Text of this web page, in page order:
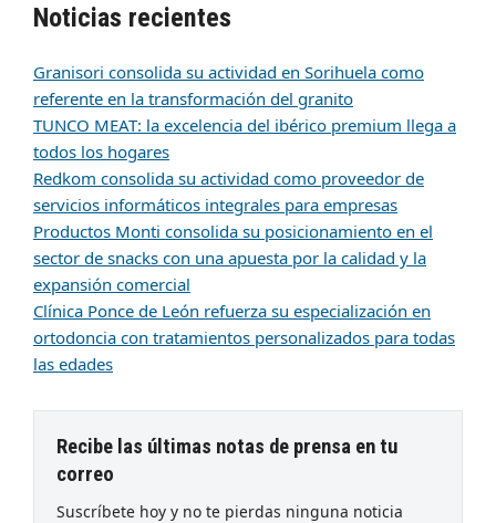
Noticias recientes
Granisori consolida su actividad en Sorihuela como
referente en la transformación del granito
TUNCO MEAT: la excelencia del ibérico premium llega a
todos los hogares
Redkom consolida su actividad como proveedor de
servicios informáticos integrales para empresas
Productos Monti consolida su posicionamiento en el
sector de snacks con una apuesta por la calidad y la
expansión comercial
Clínica Ponce de León refuerza su especialización en
ortodoncia con tratamientos personalizados para todas
las edades
Recibe las últimas notas de prensa en tu
correo
Suscríbete hoy y no te pierdas ninguna noticia